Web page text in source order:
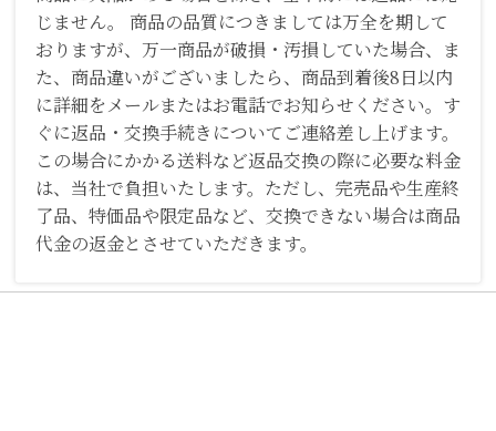
じません。 商品の品質につきましては万全を期して
おりますが、万一商品が破損・汚損していた場合、ま
た、商品違いがございましたら、商品到着後8日以内
に詳細をメールまたはお電話でお知らせください。す
ぐに返品・交換手続きについてご連絡差し上げます。
この場合にかかる送料など返品交換の際に必要な料金
は、当社で負担いたします。ただし、完売品や生産終
了品、特価品や限定品など、交換できない場合は商品
代金の返金とさせていただきます。